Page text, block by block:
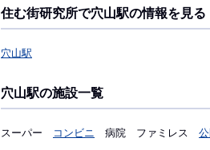
住む街研究所で穴山駅の情報を見る
穴山駅
穴山駅の施設一覧
スーパー コンビニ 病院 ファミレス